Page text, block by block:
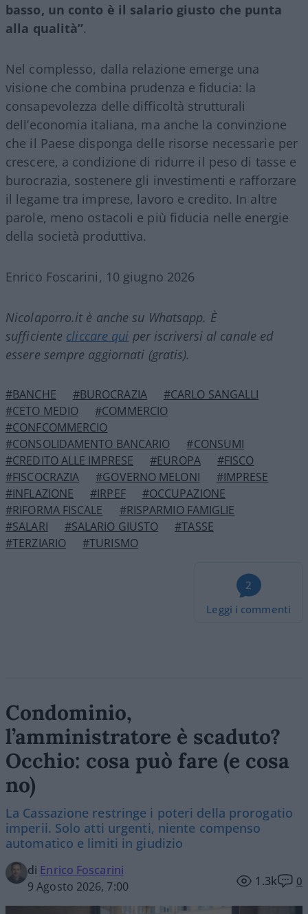
basso, un conto è il salario giusto che punta
alla qualità”.
Nel complesso, dalla relazione emerge una
visione che combina prudenza e fiducia: la
consapevolezza delle difficoltà strutturali
dell’economia italiana, ma anche la convinzione
che il Paese disponga delle risorse necessarie per
crescere, a condizione di ridurre il peso di tasse e
burocrazia, sostenere gli investimenti e rafforzare
il legame tra imprese, lavoro e credito. In altre
parole, meno ostacoli e più fiducia nelle energie
della società produttiva.
Enrico Foscarini, 10 giugno 2026
Nicolaporro.it è anche su Whatsapp. È
sufficiente cliccare qui per iscriversi al canale ed
essere sempre aggiornati (gratis).
#BANCHE #BUROCRAZIA
#CARLO SANGALLI
#CETO MEDIO
#COMMERCIO
#CONFCOMMERCIO
#CONSOLIDAMENTO BANCARIO
#CONSUMI
#CREDITO ALLE IMPRESE
#EUROPA
#FISCO
#FISCOCRAZIA
#GOVERNO MELONI
#IMPRESE
#INFLAZIONE
#IRPEF
#OCCUPAZIONE
#RIFORMA FISCALE
#RISPARMIO FAMIGLIE
#SALARI
#SALARIO GIUSTO
#TASSE
#TERZIARIO
#TURISMO
2
Leggi i commenti
Condominio,
l’amministratore è scaduto?
Occhio: cosa può fare (e cosa
no)
La Cassazione restringe i poteri della prorogatio
imperii. Solo atti urgenti, niente compenso
automatico e limiti in giudizio
di Enrico Foscarini
9 Agosto 2026, 7:00
1.3k 0